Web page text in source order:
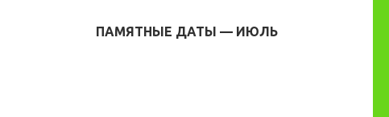
ПАМЯТНЫЕ ДАТЫ — ИЮЛЬ